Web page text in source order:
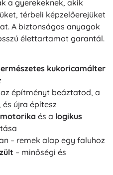
a gyerekeknek, akik
térbeli képzelőerejüket
A biztonságos anyagok
élettartamot garantál.
kukoricamálter
az építményt beáztatod, a
újra építesz
és a logikus
– remek alap egy faluhoz
– minőségi és